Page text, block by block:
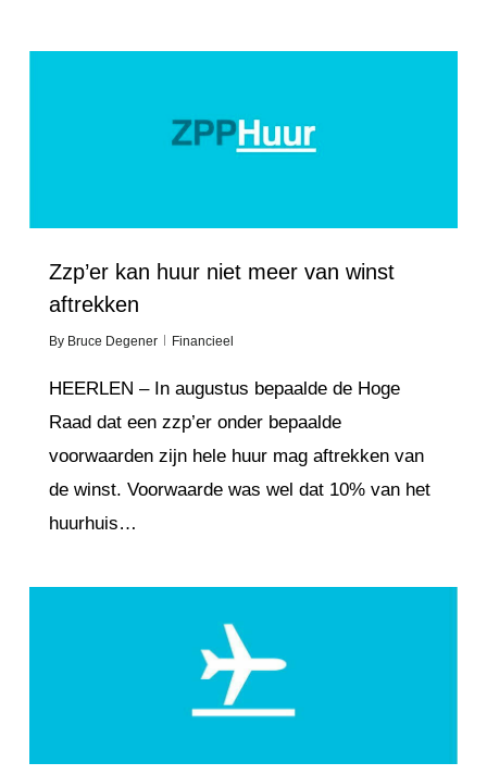
Zzp’er kan huur niet meer van winst
aftrekken
By Bruce Degener Financieel
HEERLEN – In augustus bepaalde de Hoge
Raad dat een zzp’er onder bepaalde
voorwaarden zijn hele huur mag aftrekken van
de winst. Voorwaarde was wel dat 10% van het
huurhuis…